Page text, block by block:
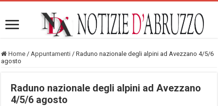
Home / Appuntamenti / Raduno nazionale degli alpini ad Avezzano 4/5/6
agosto
Raduno nazionale degli alpini ad Avezzano
4/5/6 agosto